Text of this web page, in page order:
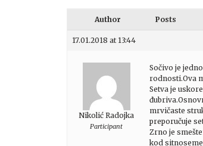
Author Posts
17.01.2018 at 13:44
Nikolić Radojka
Participant
Sočivo je
rodnosti.Ova
Setva je
mrvičaste
preporučuje
Zrno je
kod